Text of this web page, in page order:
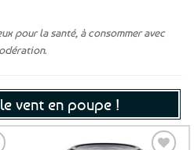
pour la santé, à consommer avec
vent en poupe !